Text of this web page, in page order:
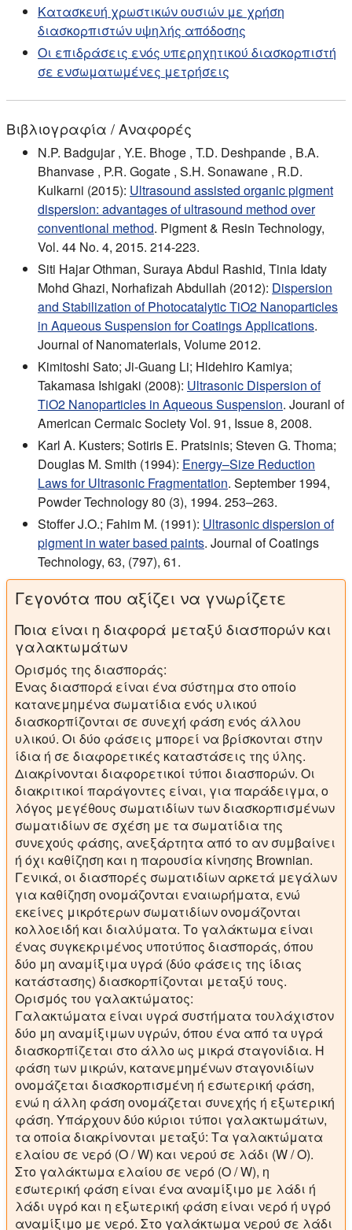
Κατασκευή χρωστικών ουσιών με χρήση
διασκορπιστών υψηλής απόδοσης
Οι επιδράσεις ενός υπερηχητικού διασκορπιστή
σε ενσωματωμένες μετρήσεις
Βιβλιογραφία / Αναφορές
N.P. Badgujar , Y.E. Bhoge , T.D. Deshpande , B.A.
Bhanvase , P.R. Gogate , S.H. Sonawane , R.D.
Kulkarni (2015): Ultrasound assisted organic pigment
dispersion: advantages of ultrasound method over
conventional method. Pigment & Resin Technology,
Vol. 44 No. 4, 2015. 214-223.
Siti Hajar Othman, Suraya Abdul Rashid, Tinia Idaty
Mohd Ghazi, Norhafizah Abdullah (2012): Dispersion
and Stabilization of Photocatalytic TiO2 Nanoparticles
in Aqueous Suspension for Coatings Applications.
Journal of Nanomaterials, Volume 2012.
Kimitoshi Sato; Ji‐Guang Li; Hidehiro Kamiya;
Takamasa Ishigaki (2008): Ultrasonic Dispersion of
TiO2 Nanoparticles in Aqueous Suspension. Jouranl of
American Cermaic Society Vol. 91, Issue 8, 2008.
Karl A. Kusters; Sotiris E. Pratsinis; Steven G. Thoma;
Douglas M. Smith (1994): Energy–Size Reduction
Laws for Ultrasonic Fragmentation. September 1994,
Powder Technology 80 (3), 1994. 253–263.
Stoffer J.O.; Fahim M. (1991): Ultrasonic dispersion of
pigment in water based paints. Journal of Coatings
Technology, 63, (797), 61.
Γεγονότα που αξίζει να γνωρίζετε
Ποια είναι η διαφορά μεταξύ διασπορών και
γαλακτωμάτων
Ορισμός της διασποράς:
Ένας διασπορά είναι ένα σύστημα στο οποίο
κατανεμημένα σωματίδια ενός υλικού
διασκορπίζονται σε συνεχή φάση ενός άλλου
υλικού. Οι δύο φάσεις μπορεί να βρίσκονται στην
ίδια ή σε διαφορετικές καταστάσεις της ύλης.
Διακρίνονται διαφορετικοί τύποι διασπορών. Οι
διακριτικοί παράγοντες είναι, για παράδειγμα, ο
λόγος μεγέθους σωματιδίων των διασκορπισμένων
σωματιδίων σε σχέση με τα σωματίδια της
συνεχούς φάσης, ανεξάρτητα από το αν συμβαίνει
ή όχι καθίζηση και η παρουσία κίνησης Brownian.
Γενικά, οι διασπορές σωματιδίων αρκετά μεγάλων
για καθίζηση ονομάζονται εναιωρήματα, ενώ
εκείνες μικρότερων σωματιδίων ονομάζονται
κολλοειδή και διαλύματα. Το γαλάκτωμα είναι
ένας συγκεκριμένος υποτύπος διασποράς, όπου
δύο μη αναμίξιμα υγρά (δύο φάσεις της ίδιας
κατάστασης) διασκορπίζονται μεταξύ τους.
Ορισμός του γαλακτώματος:
Γαλακτώματα είναι υγρά συστήματα τουλάχιστον
δύο μη αναμίξιμων υγρών, όπου ένα από τα υγρά
διασκορπίζεται στο άλλο ως μικρά σταγονίδια. Η
φάση των μικρών, κατανεμημένων σταγονιδίων
ονομάζεται διασκορπισμένη ή εσωτερική φάση,
ενώ η άλλη φάση ονομάζεται συνεχής ή εξωτερική
φάση. Υπάρχουν δύο κύριοι τύποι γαλακτωμάτων,
τα οποία διακρίνονται μεταξύ: Τα γαλακτώματα
ελαίου σε νερό (O / W) και νερού σε λάδι (W / O).
Στο γαλάκτωμα ελαίου σε νερό (O / W), η
εσωτερική φάση είναι ένα αναμίξιμο με λάδι ή
λάδι υγρό και η εξωτερική φάση είναι νερό ή υγρό
αναμίξιμο με νερό. Στο γαλάκτωμα νερού σε λάδι